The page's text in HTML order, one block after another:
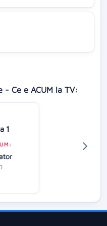
- Ce e ACUM la TV:
1